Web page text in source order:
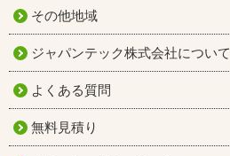
その他地域
ジャパンテック株式会社について
よくある質問
無料見積り